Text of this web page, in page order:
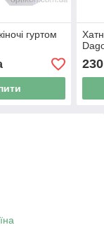
гуртом
230